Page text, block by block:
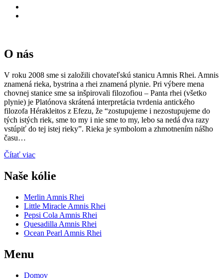
O nás
V roku 2008 sme si založili chovateľskú stanicu Amnis Rhei. Amnis
znamená rieka, bystrina a rhei znamená plynie. Pri výbere mena
chovnej stanice sme sa inšpirovali filozofiou – Panta rhei (všetko
plynie) je Platónova skrátená interpretácia tvrdenia antického
filozofa Hérakleitos z Efezu, že “zostupujeme i nezostupujeme do
tých istých riek, sme to my i nie sme to my, lebo sa nedá dva razy
vstúpiť do tej istej rieky”. Rieka je symbolom a zhmotnením nášho
času…
Čítať viac
Naše kólie
Merlin Amnis Rhei
Little Miracle Amnis Rhei
Pepsi Cola Amnis Rhei
Quesadilla Amnis Rhei
Ocean Pearl Amnis Rhei
Menu
Domov